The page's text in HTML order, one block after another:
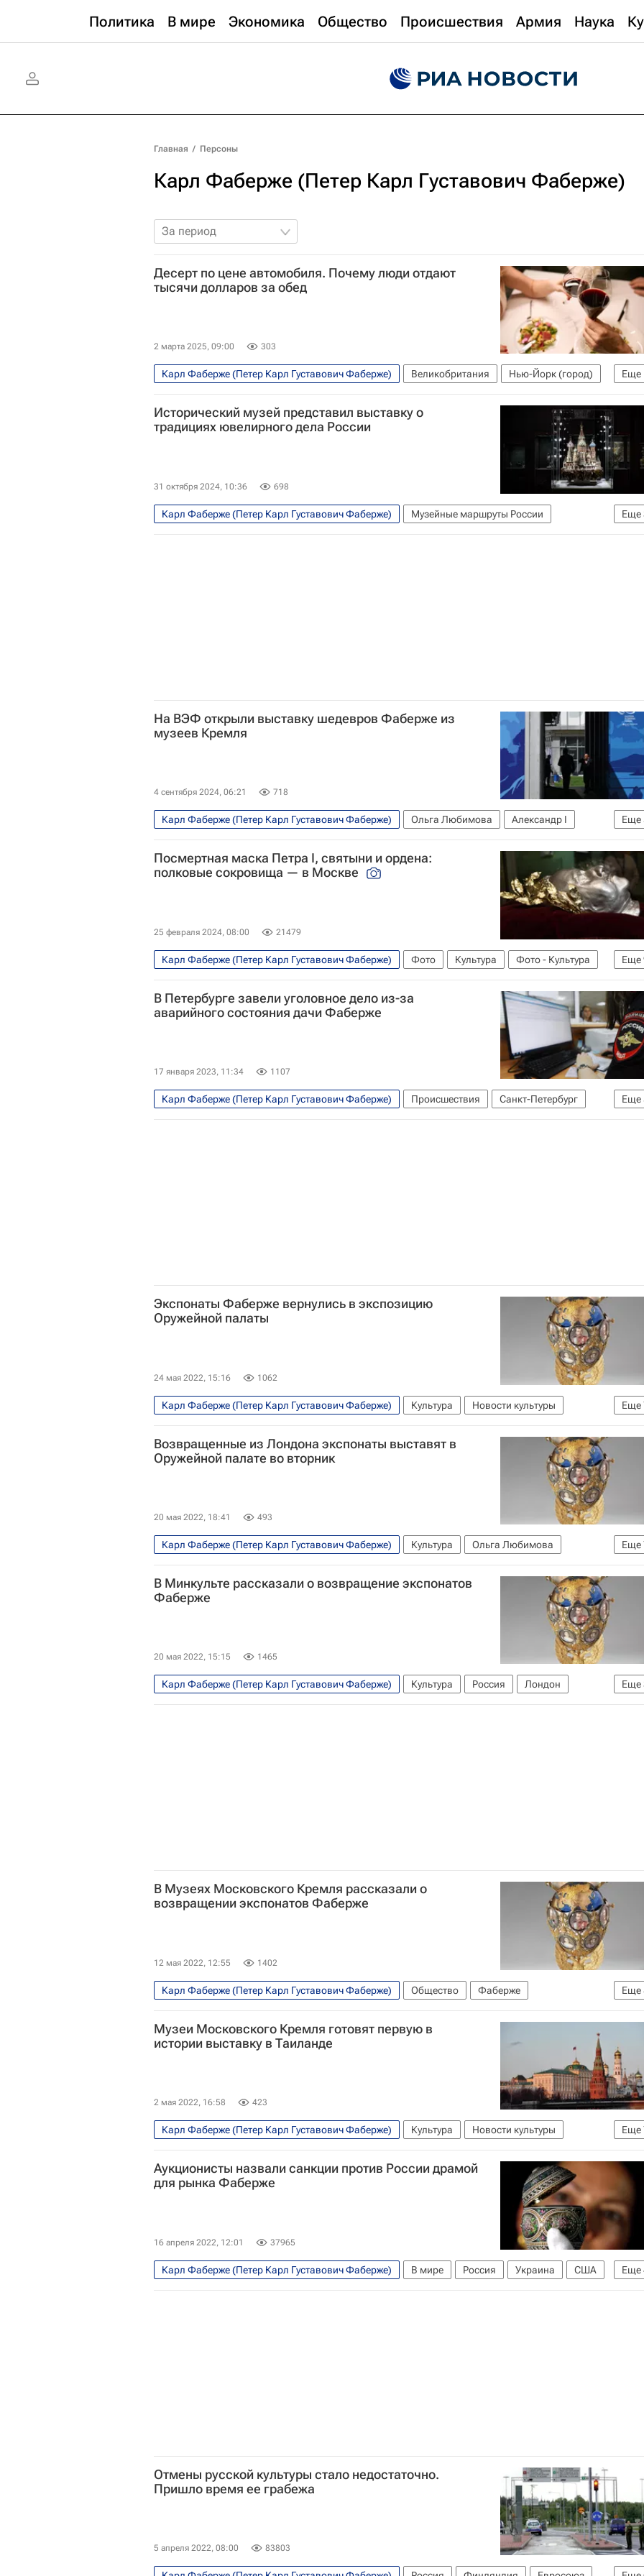
Политика В мире Экономика Общество Происшествия Армия Наука
Главная / Персоны
Карл Фаберже (Петер Карл Густавович Фаберже)
За период
Десерт по цене автомобиля. Почему люди отдают
тысячи долларов за обед
2 марта 2025, 09:00 303
Еще
Карл Фаберже (Петер Карл Густавович Фаберже) Великобритания
Нью-Йорк (город)
США
Исторический музей представил выставку о
традициях ювелирного дела России
31 октября 2024, 10:36 698
Еще
Карл Фаберже (Петер Карл Густавович Фаберже)
Музейные маршруты России
Исторический музей
Ольга Любимова Россия
На ВЭФ открыли выставку шедевров Фаберже из
музеев Кремля
4 сентября 2024, 06:21 718
Еще
Карл Фаберже (Петер Карл Густавович Фаберже) Ольга Любимова
Александр I
Дальневосточный федеральный университет
ВЭФ — 2024 (Восточный экономический форум)
Владивосток
Россия
Посмертная маска Петра I, святыни и ордена:
полковые сокровища — в Москве
25 февраля 2024, 08:00 21479
Еще
Карл Фаберже (Петер Карл Густавович Фаберже) Фото Культура
Фото - Культура
Алексей Левыкин
Исторический музей Выставки куда сходить
Петр I
Российская империя
Александр I что посмотреть
В Петербурге завели уголовное дело из-за
аварийного состояния дачи Фаберже
17 января 2023, 11:34 1107
Еще
Карл Фаберже (Петер Карл Густавович Фаберже) Происшествия
Санкт-Петербург
Россия
Выборгский район КГИОП Памятники Криминал
Экспонаты Фаберже вернулись в экспозицию
Оружейной палаты
24 мая 2022, 15:16 1062
Еще
Карл Фаберже (Петер Карл Густавович Фаберже) Культура
Новости культуры
Государственный Эрмитаж
Россия Лондон Елена Гагарина Музеи
Выставки
Московский Кремль
Возвращенные из Лондона экспонаты выставят в
Оружейной палате во вторник
20 мая 2022, 18:41 493
Еще
Карл Фаберже (Петер Карл Густавович Фаберже) Культура
Ольга Любимова
Лондон
Россия Государственный Эрмитаж
Музеи
Московский Кремль (музей-заповедник)
Елена Гагарина Новости культуры
В Минкульте рассказали о возвращение экспонатов
Фаберже
20 мая 2022, 15:15 1465
Еще
Карл Фаберже (Петер Карл Густавович Фаберже) Культура Россия
Лондон
Государственный Эрмитаж
Музей Виктории и Альберта Ольга Любимова
В Музеях Московского Кремля рассказали о
возвращении экспонатов Фаберже
12 мая 2022, 12:55 1402
Еще
Карл Фаберже (Петер Карл Густавович Фаберже) Общество
Фаберже
Елена Гагарина
Культура Новости культуры Михаил Швыдкой
Музеи
Выставки
Лондон Россия
Музеи Московского Кремля готовят первую в
истории выставку в Таиланде
2 мая 2022, 16:58 423
Еще
Карл Фаберже (Петер Карл Густавович Фаберже) Культура
Новости культуры
Музеи
Московский Кремль (музей-заповедник) Таиланд Россия
Бангкок
Елена Гагарина
Третьяковская галерея
Аукционисты назвали санкции против России драмой
для рынка Фаберже
16 апреля 2022, 12:01 37965
Еще
Карл Фаберже (Петер Карл Густавович Фаберже) В мире Россия Украина
США
Bild
Sotheby's Евросоюз Владимир Путин
Отмены русской культуры стало недостаточно.
Пришло время ее грабежа
5 апреля 2022, 08:00 83803